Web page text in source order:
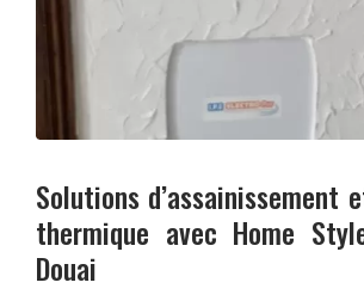
Solutions d’assainissement
thermique avec Home
Douai